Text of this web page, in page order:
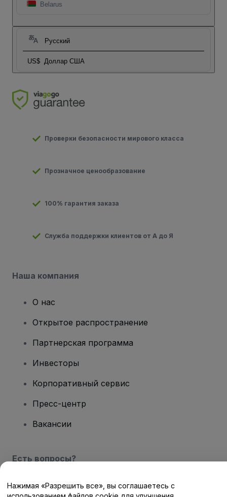
Belarus
Русский
US$ Доллар США
Проверки безопасности мирового класса
Прозначное ценообразование
100% гарантия заказа
Служба поддержки клиентов от А до Я
Наша компания
О нас
Открытое распространение
Партнерская программа
Инвесторы
Корпоративный сервис
Пресс-центр
Вакансии
Есть вопросы?
Центр помощи / Свяжитесь с нами
Нажимая «Разрешить все», вы соглашаетесь с